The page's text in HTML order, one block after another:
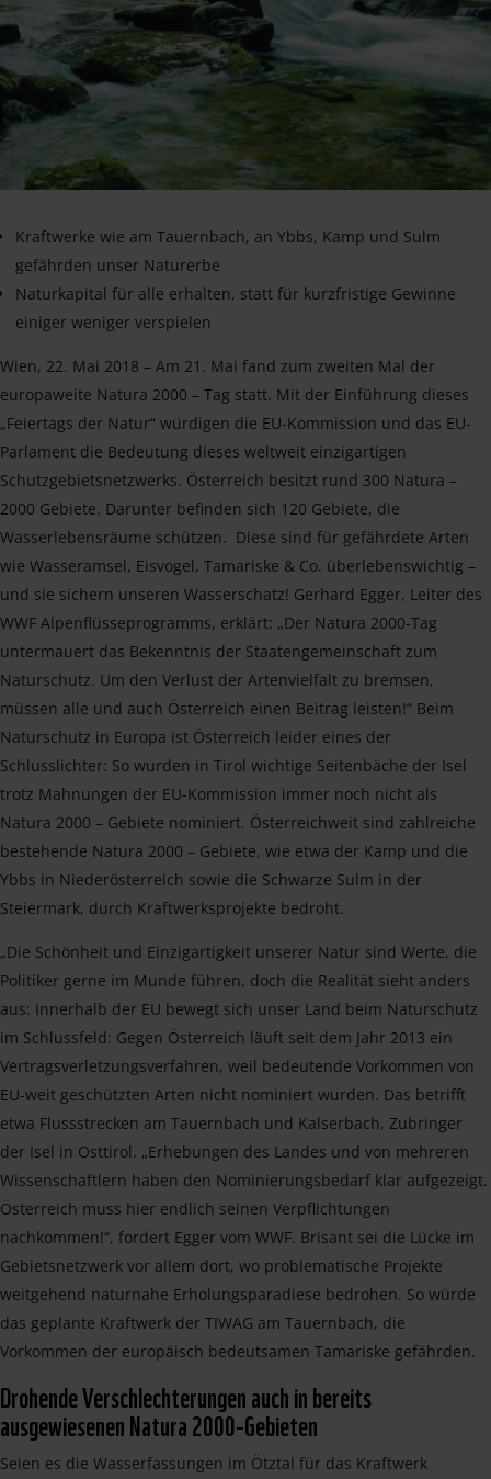
Kraftwerke wie am Tauernbach, an Ybbs, Kamp und Sulm
gefährden unser Naturerbe
Naturkapital für alle erhalten, statt für kurzfristige Gewinne
einiger weniger verspielen
Wien, 22. Mai 2018 – Am 21. Mai fand zum zweiten Mal der
europaweite Natura 2000 – Tag statt. Mit der Einführung dieses
„Feiertags der Natur“ würdigen die EU-Kommission und das EU-
Parlament die Bedeutung dieses weltweit einzigartigen
Schutzgebietsnetzwerks. Österreich besitzt rund 300 Natura –
2000 Gebiete. Darunter befinden sich 120 Gebiete, die
Wasserlebensräume schützen. Diese sind für gefährdete Arten
wie Wasseramsel, Eisvogel, Tamariske & Co. überlebenswichtig –
und sie sichern unseren Wasserschatz! Gerhard Egger, Leiter des
WWF Alpenflüsseprogramms, erklärt: „Der Natura 2000-Tag
untermauert das Bekenntnis der Staatengemeinschaft zum
Naturschutz. Um den Verlust der Artenvielfalt zu bremsen,
müssen alle und auch Österreich einen Beitrag leisten!“ Beim
Naturschutz in Europa ist Österreich leider eines der
Schlusslichter: So wurden in Tirol wichtige Seitenbäche der Isel
trotz Mahnungen der EU-Kommission immer noch nicht als
Natura 2000 – Gebiete nominiert. Österreichweit sind zahlreiche
bestehende Natura 2000 – Gebiete, wie etwa der Kamp und die
Ybbs in Niederösterreich sowie die Schwarze Sulm in der
Steiermark, durch Kraftwerksprojekte bedroht.
„Die Schönheit und Einzigartigkeit unserer Natur sind Werte, die
Politiker gerne im Munde führen, doch die Realität sieht anders
aus: Innerhalb der EU bewegt sich unser Land beim Naturschutz
im Schlussfeld: Gegen Österreich läuft seit dem Jahr 2013 ein
Vertragsverletzungsverfahren, weil bedeutende Vorkommen von
EU-weit geschützten Arten nicht nominiert wurden. Das betrifft
etwa Flussstrecken am Tauernbach und Kalserbach, Zubringer
der Isel in Osttirol. „Erhebungen des Landes und von mehreren
Wissenschaftlern haben den Nominierungsbedarf klar aufgezeigt.
Österreich muss hier endlich seinen Verpflichtungen
nachkommen!“, fordert Egger vom WWF. Brisant sei die Lücke im
Gebietsnetzwerk vor allem dort, wo problematische Projekte
weitgehend naturnahe Erholungsparadiese bedrohen. So würde
das geplante Kraftwerk der TIWAG am Tauernbach, die
Vorkommen der europäisch bedeutsamen Tamariske gefährden.
Drohende Verschlechterungen auch in bereits
ausgewiesenen Natura 2000-Gebieten
Seien es die Wasserfassungen im Ötztal für das Kraftwerk